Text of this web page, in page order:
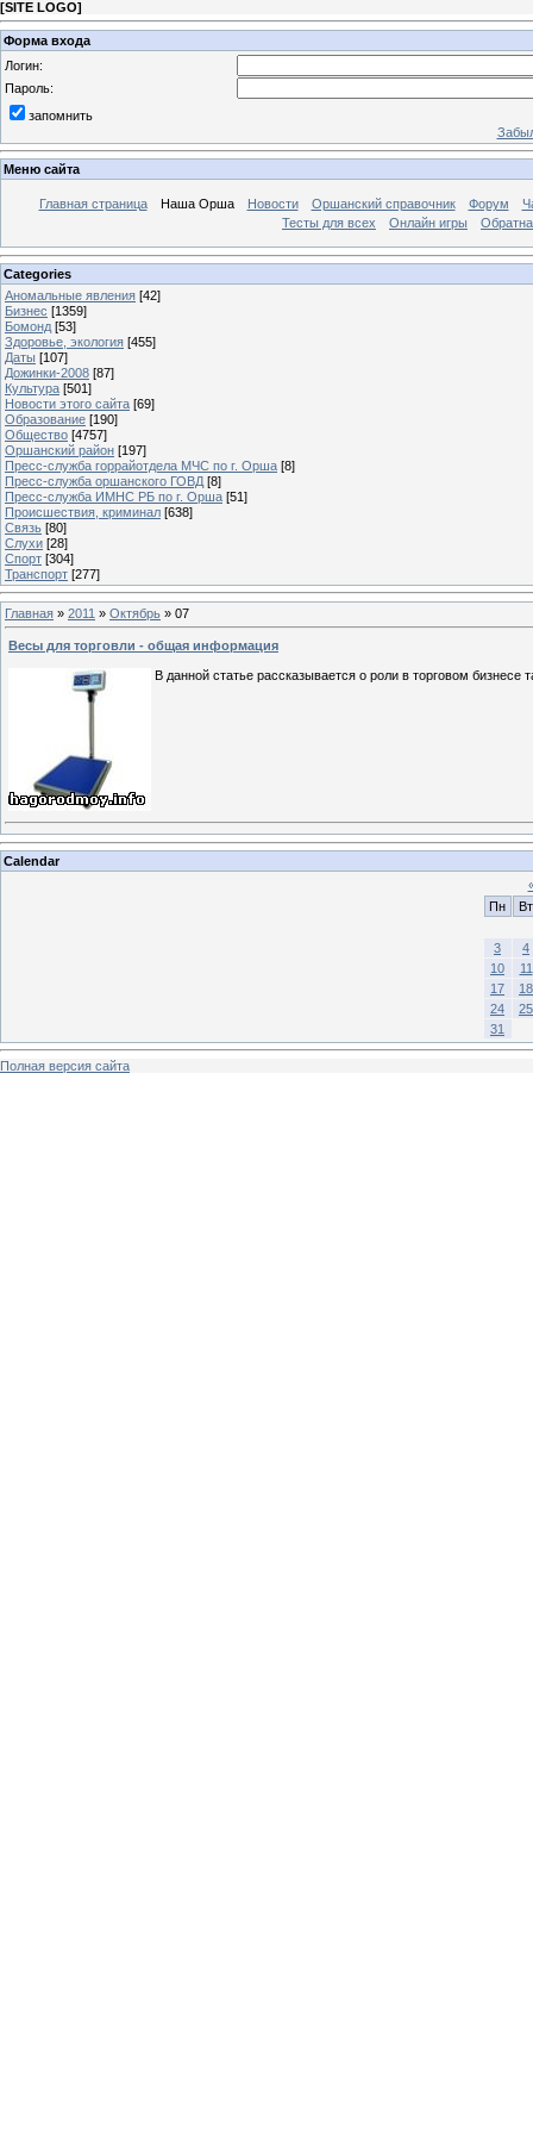
[SITE LOGO]
Форма входа
Логин:
Пароль:
запомнить
Меню сайта
Главная страница Наша Орша Новости Оршанский справочник Форум
Тесты для всех
Онлайн игры
Categories
Аномальные явления [42]
Бизнес [1359]
Бомонд [53]
Здоровье, экология [455]
Даты [107]
Дожинки-2008 [87]
Культура [501]
Новости этого сайта [69]
Образование [190]
Общество [4757]
Оршанский район [197]
Пресс-служба горрайотдела МЧС по г. Орша [8]
Пресс-служба оршанского ГОВД [8]
Пресс-служба ИМНС РБ по г. Орша [51]
Проиcшествия, криминал [638]
Связь [80]
Слухи [28]
Спорт [304]
Транспорт [277]
Главная » 2011 » Октябрь » 07
Весы для торговли - общая информация
В данной статье рассказывается о роли в торговом бизнесе
Calendar
Пн
Вт
3
4
10
11
17
18
24
25
31
Полная версия сайта